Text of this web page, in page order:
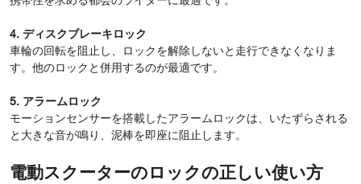
4. ディスクブレーキロック
車輪の回転を阻止し、ロックを解除しないと走行できなくなりま
す。他のロックと併用するのが最適です。
5. アラームロック
モーションセンサーを搭載したアラームロックは、いたずらされる
と大きな音が鳴り、泥棒を即座に阻止します。
電動スクーターのロックの正しい使い方